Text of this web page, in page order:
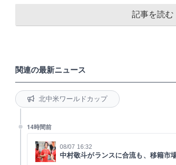
記事を読む
関連の最新ニュース
北中米ワールドカップ
14時間前
08/07 16:32
中村敬斗がランスに合流も、移籍市